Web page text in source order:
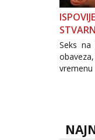
Seks
tema